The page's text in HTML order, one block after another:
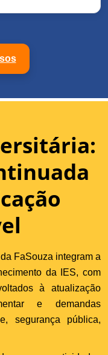
FaSouza integram a
da IES, com
à atualização
e demandas
segurança pública,